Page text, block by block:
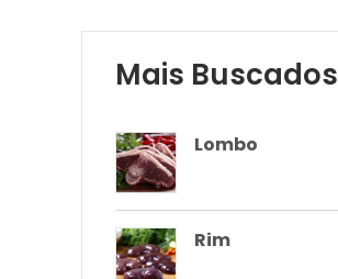
Mais Buscados
Lombo
Rim